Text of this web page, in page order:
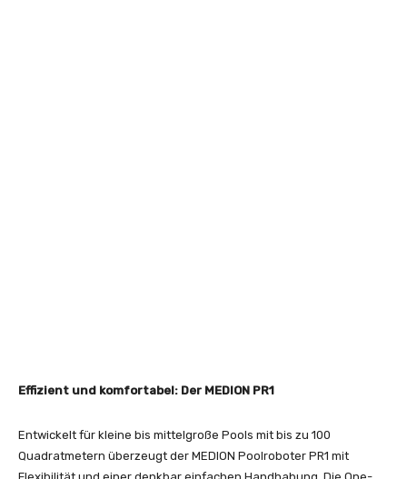
Effizient und komfortabel: Der MEDION PR1
Entwickelt für kleine bis mittelgroße Pools mit bis zu 100
Quadratmetern überzeugt der MEDION Poolroboter PR1 mit